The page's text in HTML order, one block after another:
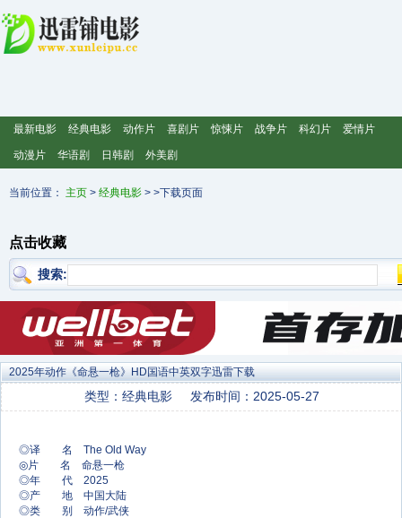
最新电影 经典电影 动作片 喜剧片 惊悚片 战争片 科幻片 爱情片
动漫片 华语剧 日韩剧 外美剧
当前位置： 主页 > 经典电影 > >下载页面
点击收藏
搜索:
2025年动作《命悬一枪》HD国语中英双字迅雷下载
类型：经典电影 发布时间：2025-05-27
◎译 名 The Old Way
◎片 名 命悬一枪
◎年 代 2025
◎产 地 中国大陆
◎类 别 动作/武侠